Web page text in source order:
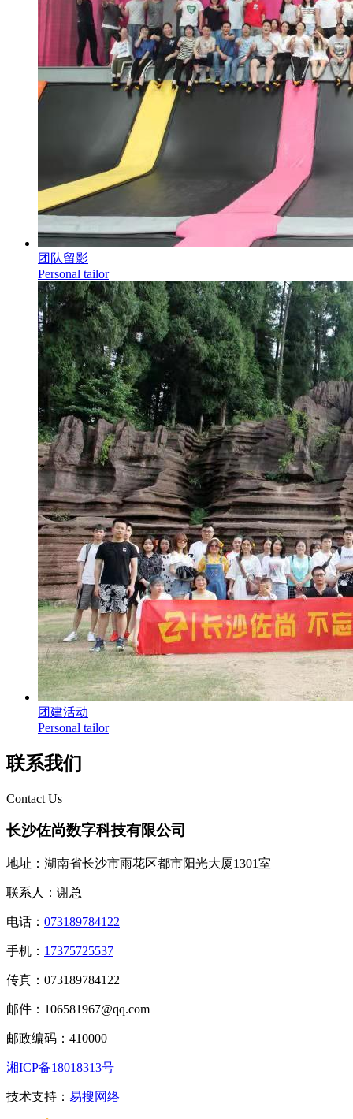
团队留影
Personal tailor
团建活动
Personal tailor
联系我们
Contact Us
长沙佐尚数字科技有限公司
地址：湖南省长沙市雨花区都市阳光大厦1301室
联系人：谢总
电话： 073189784122
手机： 17375725537
传真：073189784122
邮件：106581967@qq.com
邮政编码：410000
湘ICP备18018313号
技术支持： 易搜网络